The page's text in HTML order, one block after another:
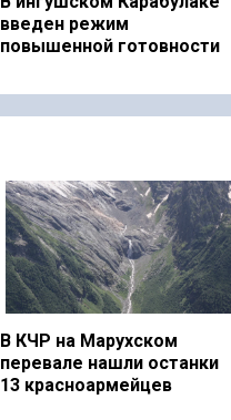
введен режим
повышенной готовности
В КЧР на Марухском
перевале нашли останки
13 красноармейцев